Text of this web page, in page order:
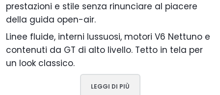
prestazioni e stile senza rinunciare al piacere
della guida open-air.
Linee fluide, interni lussuosi, motori V6 Nettuno e
contenuti da GT di alto livello. Tetto in tela per
un look classico.
LEGGI DI PIÙ